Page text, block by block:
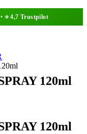
120ml
120ml